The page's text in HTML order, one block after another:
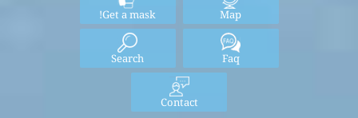
Map
Get a mask!
Faq
Search
Contact